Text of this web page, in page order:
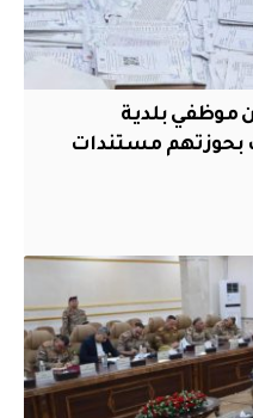
موظفي بلدية
بحوزتهم مستندات